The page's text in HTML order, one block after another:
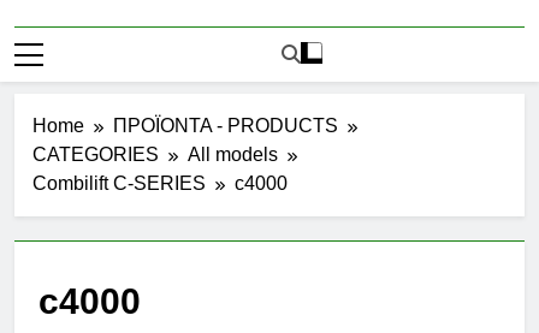
Home
ΠΡΟΪΟΝΤΑ - PRODUCTS
CATEGORIES
All models
Combilift C-SERIES
c4000
c4000